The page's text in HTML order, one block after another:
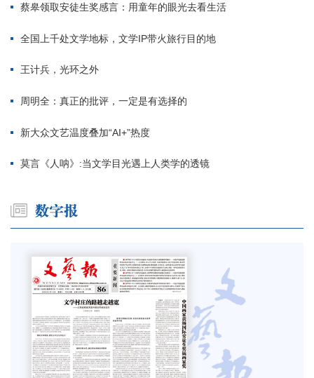
蔡皋领取安徒生奖感言：用童年的眼光去看生活
全国上千处文学地标，文学IP带火旅行目的地
王计兵，光环之外
周明全：真正的批评，一定是有选择的
新大众文艺温度叠加“AI+”热度
莫言《人呐》:当文学目光遇上人类学的透镜